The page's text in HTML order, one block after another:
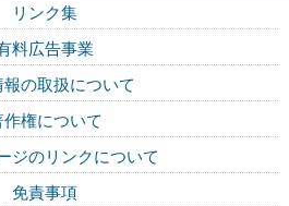
リンク集
料広告事業
の取扱について
作権について
ジのリンクについて
免責事項